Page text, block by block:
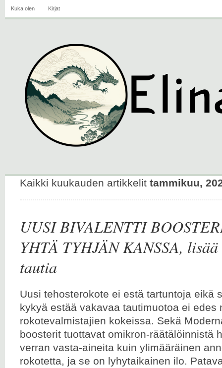
Kuka olen Kirjat
Kaikki kuukauden artikkelit tammikuu,
UUSI BIVALENTTI
YHTÄ TYHJÄN KANSSA,
tautia
Uusi tehosterokote ei estä tartuntoja eikä
kykyä estää vakavaa tautimuotoa ei edes
rokotevalmistajien kokeissa. Sekä
boosterit tuottavat omikron-räätälöinnistä
verran vasta-aineita kuin ylimääräinen
rokotetta, ja se on lyhytaikainen ilo.